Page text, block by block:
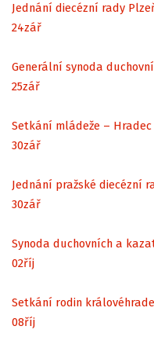
Jednání diecézní rady
24zář
Generální synoda
25zář
Setkání mládeže –
30zář
Jednání pražské diecézní
30zář
Synoda duchovních a
02říj
Setkání rodin
08říj